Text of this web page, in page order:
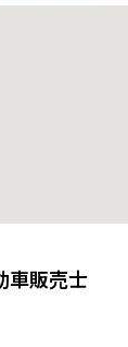
車販売士